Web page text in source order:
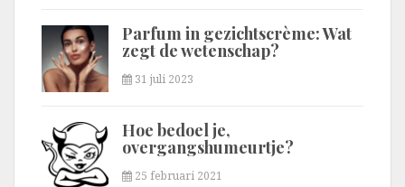
Parfum in gezichtscrème: Wat
zegt de wetenschap?
31 juli 2023
Hoe bedoel je,
overgangshumeurtje?
25 februari 2021